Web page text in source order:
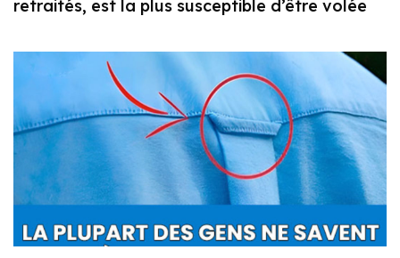
retraités, est la plus susceptible d’être volée